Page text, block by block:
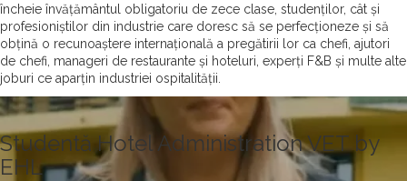
încheie învățământul obligatoriu de zece clase, studenților, cât și
profesioniștilor din industrie care doresc să se perfecționeze și să
obțină o recunoaștere internațională a pregătirii lor ca chefi, ajutori
de chefi, manageri de restaurante și hoteluri, experți F&B și multe alte
joburi ce aparțin industriei ospitalității.
Studentă Hotel Administration VET by
EHL